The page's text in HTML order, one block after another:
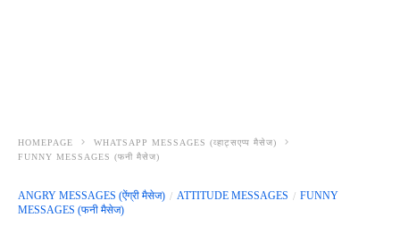
HOMEPAGE
WHATSAPP MESSAGES (व्हाट्सएप्प मैसेज)
FUNNY MESSAGES (फनी मैसेज)
ANGRY MESSAGES (ऐंग्री मैसेज) ATTITUDE MESSAGES
FUNNY
MESSAGES (फनी मैसेज)